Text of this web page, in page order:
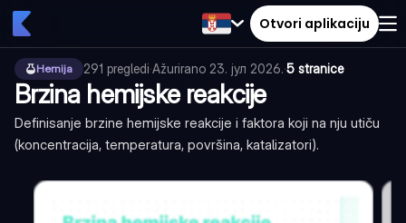
Otvori aplikaciju
Hemija 291 pregledi·Ažurirano 23. јул 2026.·5 stranice
Brzina hemijske reakcije
Definisanje brzine hemijske reakcije i faktora koji na nju utiču
(koncentracija, temperatura, površina, katalizatori).